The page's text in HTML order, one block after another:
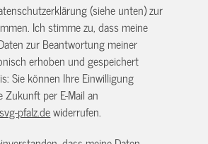
(siehe unten) zur
Ich stimme zu, dass meine
zur Beantwortung meiner
erhoben und gespeichert
Sie können Ihre Einwilligung
Zukunft per E-Mail an
pfalz.dewiderrufen.